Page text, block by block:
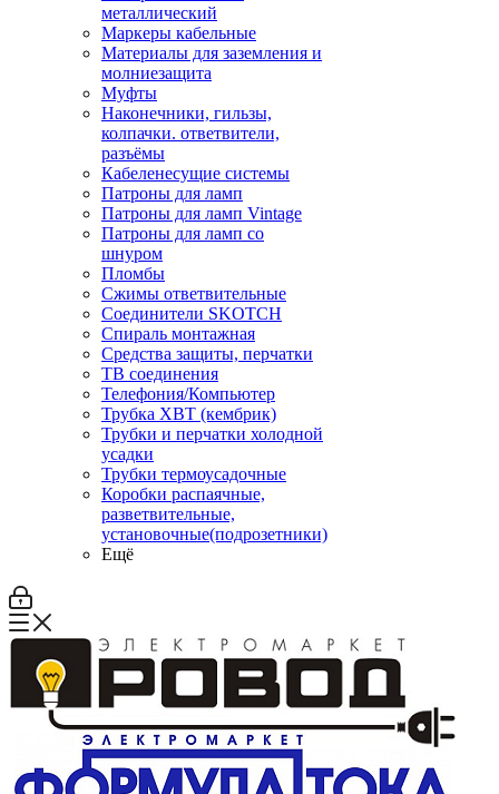
металлический
Маркеры кабельные
Материалы для заземления и
молниезащита
Муфты
Наконечники, гильзы,
колпачки. ответвители,
разъёмы
Кабеленесущие системы
Патроны для ламп
Патроны для ламп Vintage
Патроны для ламп со
шнуром
Пломбы
Сжимы ответвительные
Соединители SKOTCH
Спираль монтажная
Средства защиты, перчатки
ТВ соединения
Телефония/Компьютер
Трубка ХВТ (кембрик)
Трубки и перчатки холодной
усадки
Трубки термоусадочные
Коробки распаячные,
разветвительные,
установочные(подрозетники)
Ещё